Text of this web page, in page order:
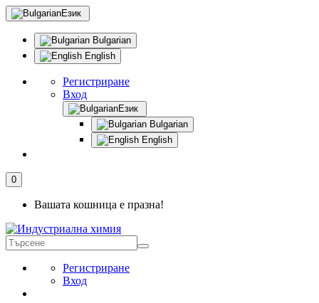
Език
Bulgarian
English
Регистриране
Вход
Език
Bulgarian
English
0
Вашата кошница е празна!
Регистриране
Вход